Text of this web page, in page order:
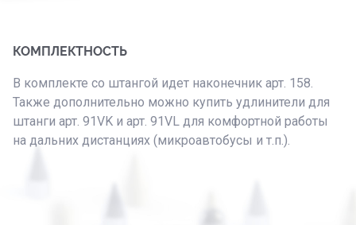
КОМПЛЕКТНОСТЬ
В комплекте со штангой идет наконечник арт. 158.
Также дополнительно можно купить удлинители для
штанги арт. 91VK и арт. 91VL для комфортной работы
на дальних дистанциях (микроавтобусы и т.п.).